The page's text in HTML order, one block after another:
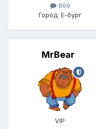
869
Город: Е-бург
MrBear
VIP